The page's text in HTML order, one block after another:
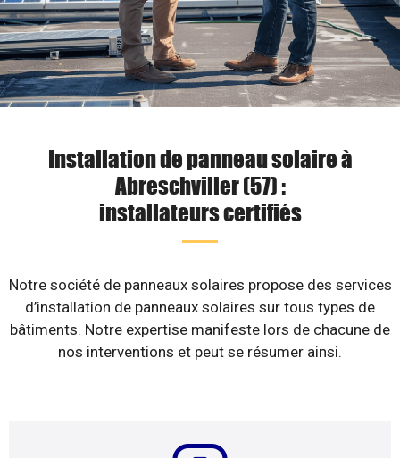
Installation de panneau solaire à
Abreschviller (57) :
installateurs certifiés
Notre société de panneaux solaires propose des services
d’installation de panneaux solaires sur tous types de
bâtiments. Notre expertise manifeste lors de chacune de
nos interventions et peut se résumer ainsi.